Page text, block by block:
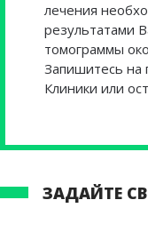
лечения
результатами
томограммы
Запишитесь на
Клиники или
ЗАДАЙТЕ